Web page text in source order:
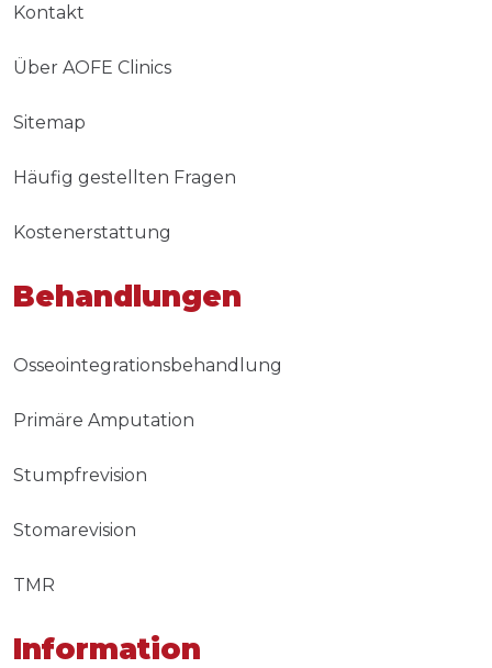
Kontakt
Über AOFE Clinics
Sitemap
Häufig gestellten Fragen
Kostenerstattung
Behandlungen
Osseointegrationsbehandlung
Primäre Amputation
Stumpfrevision
Stomarevision
TMR
Information